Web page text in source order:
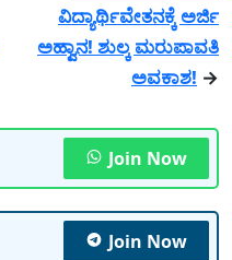
ವಿದ್ಯಾರ್ಥಿವೇತನಕ್ಕೆ ಅರ್ಜಿ
ಅಹ್ವಾನ! ಶುಲ್ಕ ಮರುಪಾವತಿ
ಅವಕಾಶ! →
Join Now
Join Now